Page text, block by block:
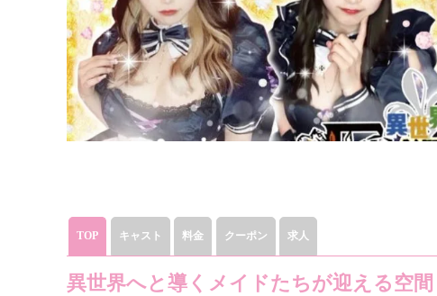
TOP キャスト 料金 クーポン 求人
異世界へと導くメイドたちが迎える空間